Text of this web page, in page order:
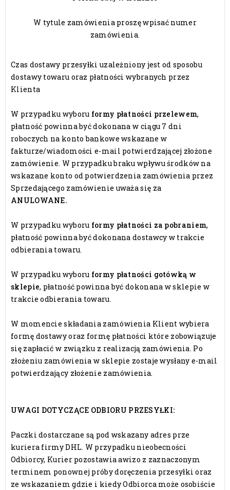
W tytule zamówienia proszę wpisać numer
zamówienia.
Czas dostawy przesyłki uzależniony jest od sposobu
dostawy towaru oraz płatności wybranych przez
Klienta
W przypadku wyboru formy płatności przelewem,
płatność powinna być dokonana w ciągu 7 dni
roboczych na konto bankowe wskazane w
fakturze/wiadomości e-mail potwierdzającej złożone
zamówienie. W przypadku braku wpływu środków na
wskazane konto od potwierdzenia zamówienia przez
Sprzedającego zamówienie uważa się za
ANULOWANE.
W przypadku wyboru formy płatności za pobraniem,
płatność powinna być dokonana dostawcy w trakcie
odbierania towaru.
W przypadku wyboru formy płatności gotówką w
sklepie, płatność powinna być dokonana w sklepie w
trakcie odbierania towaru.
W momencie składania zamówienia Klient wybiera
formę dostawy oraz formę płatności które zobowiązuje
się zapłacić w związku z realizacją zamówienia. Po
złożeniu zamówienia w sklepie zostaje wysłany e-mail
potwierdzający złożenie zamówienia.
UWAGI DOTYCZĄCE ODBIORU PRZESYŁKI:
Paczki dostarczane są pod wskazany adres prze
kuriera firmy DHL. W przypadku nieobecności
Odbiorcy, Kurier pozostawia awizo z zaznaczonym
terminem ponownej próby doręczenia przesyłki oraz
ze wskazaniem gdzie i kiedy Odbiorca może osobiście